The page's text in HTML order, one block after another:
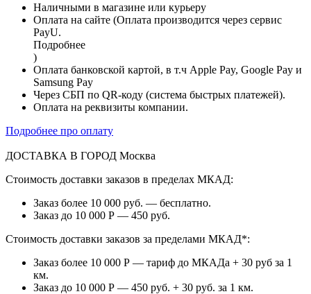
Наличными в магазине или курьеру
Оплата на сайте (Оплата производится через сервис
PayU.
Подробнее
)
Оплата банковской картой, в т.ч Apple Pay, Google Pay и
Samsung Pay
Через СБП по QR-коду (система быстрых платежей).
Оплата на реквизиты компании.
Подробнее про оплату
ДОСТАВКА В ГОРОД Москва
Стоимость доставки заказов в пределах МКАД:
Заказ более 10 000 руб. — бесплатно.
Заказ до 10 000 Р — 450 руб.
Стоимость доставки заказов за пределами МКАД*:
Заказ более 10 000 Р — тариф до МКАДа + 30 руб за 1
км.
Заказ до 10 000 Р — 450 руб. + 30 руб. за 1 км.